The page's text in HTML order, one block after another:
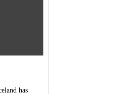
has